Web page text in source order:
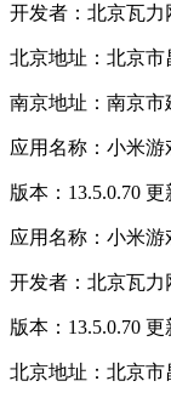
开发者：北京瓦力
北京地址：北京市
南京地址：南京市
应用名称：小米游
版本：13.5.0.70
应用名称：小米游
开发者：北京瓦力
版本：13.5.0.70
北京地址：北京市